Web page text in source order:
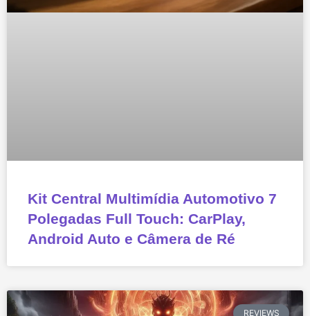
Kit Central Multimídia Automotivo 7
Polegadas Full Touch: CarPlay,
Android Auto e Câmera de Ré
REVIEWS